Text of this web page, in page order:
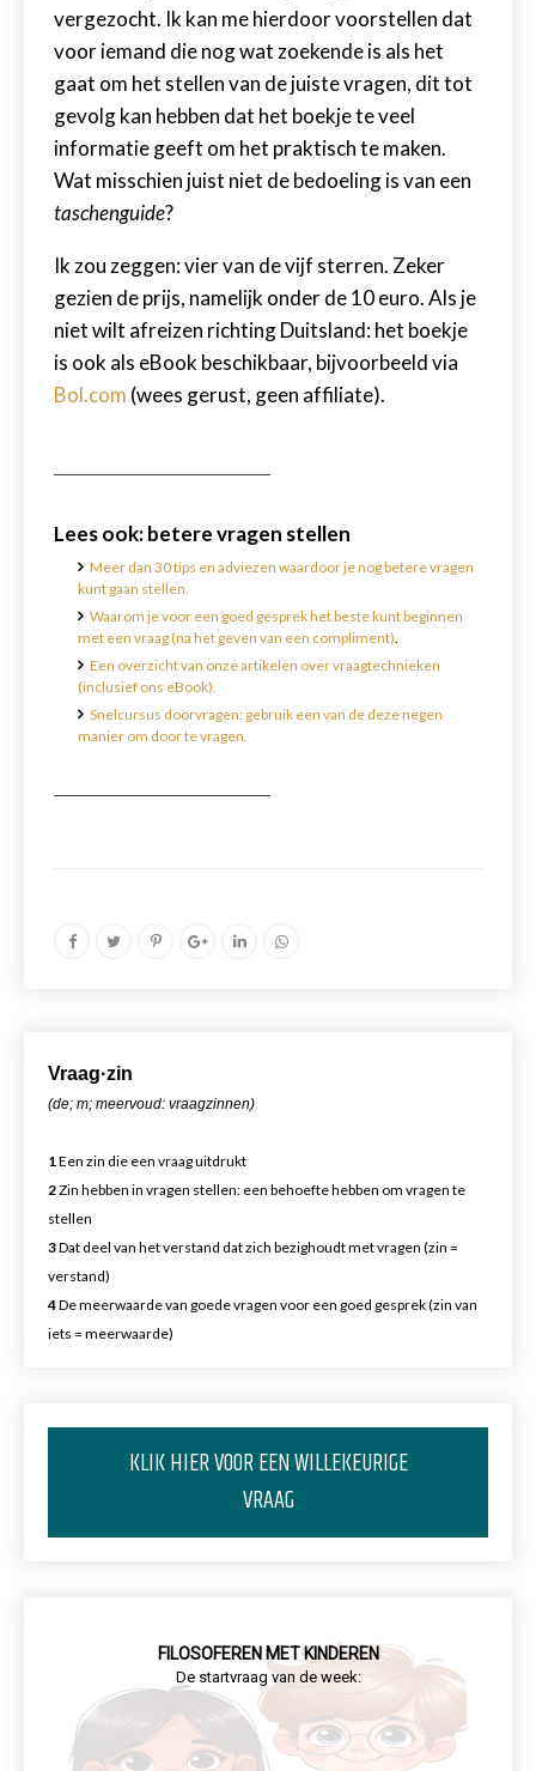
vergezocht. Ik kan me hierdoor voorstellen dat
voor iemand die nog wat zoekende is als het
gaat om het stellen van de juiste vragen, dit tot
gevolg kan hebben dat het boekje te veel
informatie geeft om het praktisch te maken.
Wat misschien juist niet de bedoeling is van een
taschenguide?
Ik zou zeggen: vier van de vijf sterren. Zeker
gezien de prijs, namelijk onder de 10 euro. Als je
niet wilt afreizen richting Duitsland: het boekje
is ook als eBook beschikbaar, bijvoorbeeld via
Bol.com (wees gerust, geen affiliate).
Lees ook: betere vragen stellen
Meer dan 30 tips en adviezen waardoor je nog betere vragen
kunt gaan stellen.
Waarom je voor een goed gesprek het beste kunt beginnen
met een vraag (na het geven van een compliment).
Een overzicht van onze artikelen over vraagtechnieken
(inclusief ons eBook).
Snelcursus doorvragen: gebruik een van de deze negen
manier om door te vragen.
Vraag·zin
(de; m; meervoud: vraagzinnen)
1Een zin die een vraag uitdrukt
2Zin hebben in vragen stellen: een behoefte hebben om vragen te
stellen
3Dat deel van het verstand dat zich bezighoudt met vragen (zin =
verstand)
4De meerwaarde van goede vragen voor een goed gesprek (zin van
iets = meerwaarde)
KLIK HIER VOOR EEN WILLEKEURIGE
VRAAG
FILOSOFEREN MET KINDEREN
De startvraag van de week: